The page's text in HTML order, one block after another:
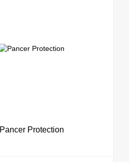
Pancer Protection